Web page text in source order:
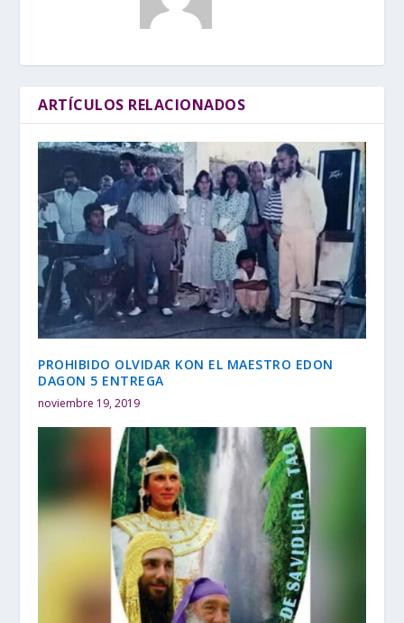
ARTÍCULOS RELACIONADOS
PROHIBIDO OLVIDAR KON EL MAESTRO EDON
DAGON 5 ENTREGA
noviembre 19, 2019